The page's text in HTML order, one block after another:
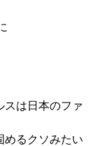
スは日本のファ
めるクソみたい